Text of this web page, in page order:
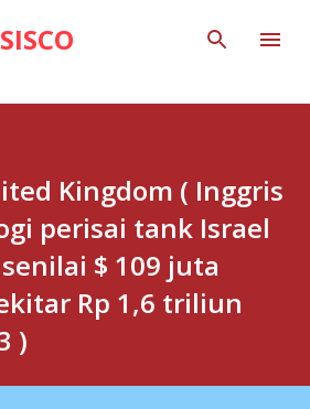
to main content
Kingdom ( Inggris
perisai tank Israel
$ 109 juta
Rp 1,6 triliun
)